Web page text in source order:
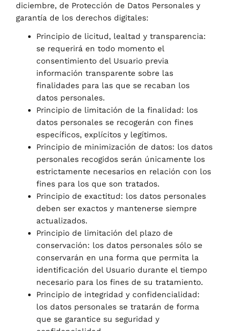
diciembre, de Protección de Datos Personales y
garantía de los derechos digitales:
Principio de licitud, lealtad y transparencia:
se requerirá en todo momento el
consentimiento del Usuario previa
información transparente sobre las
finalidades para las que se recaban los
datos personales.
Principio de limitación de la finalidad: los
datos personales se recogerán con fines
específicos, explícitos y legítimos.
Principio de minimización de datos: los datos
personales recogidos serán únicamente los
estrictamente necesarios en relación con los
fines para los que son tratados.
Principio de exactitud: los datos personales
deben ser exactos y mantenerse siempre
actualizados.
Principio de limitación del plazo de
conservación: los datos personales sólo se
conservarán en una forma que permita la
identificación del Usuario durante el tiempo
necesario para los fines de su tratamiento.
Principio de integridad y confidencialidad:
los datos personales se tratarán de forma
que se garantice su seguridad y